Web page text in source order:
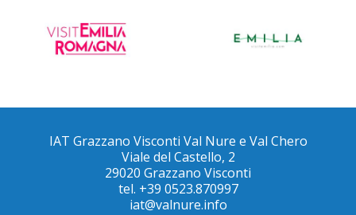
IAT Grazzano Visconti Val Nure e Val Chero
Viale del Castello, 2
29020 Grazzano Visconti
tel. +39 0523.870997
iat@valnure.info